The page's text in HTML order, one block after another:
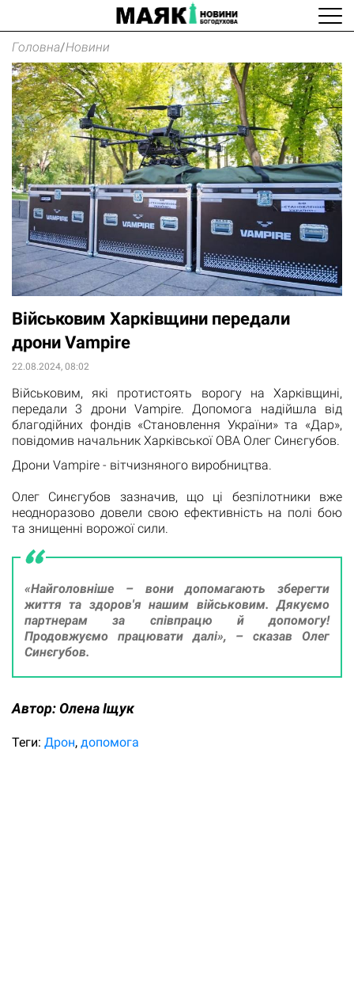
Головна/Новини
Військовим Харківщини передали
дрони Vampire
22.08.2024, 08:02
Військовим, які протистоять ворогу на Харківщині,
передали 3 дрони Vampire. Допомога надійшла від
благодійних фондів «Становлення України» та «Дар»,
повідомив начальник Харківської ОВА Олег Синєгубов.
Дрони Vampire - вітчизняного виробництва.
Олег Синєгубов зазначив, що ці безпілотники вже
неодноразово довели свою ефективність на полі бою
та знищенні ворожої сили.
«Найголовніше – вони допомагають зберегти
життя та здоров'я нашим військовим. Дякуємо
партнерам за співпрацю й допомогу!
Продовжуємо працювати далі», – сказав Олег
Синєгубов.
Автор:Олена Іщук
Теги: Дрон допомога